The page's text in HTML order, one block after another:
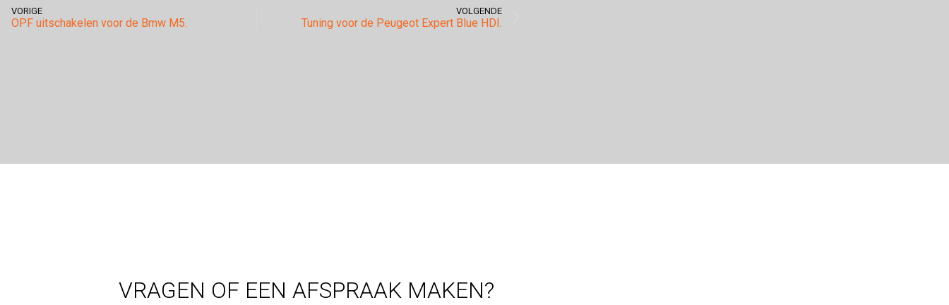
VORIGE
OPF uitschakelen voor de Bmw M5.
VOLGENDE
Tuning voor de Peugeot Expert Blue HDI.
VRAGEN OF EEN AFSPRAAK MAKEN?